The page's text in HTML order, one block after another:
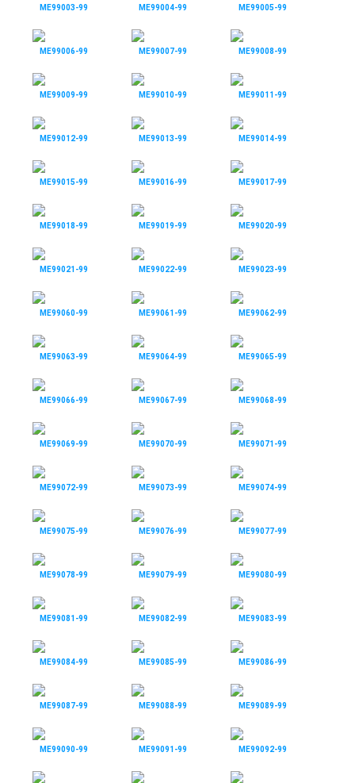
ME99003-99 ME99004-99 ME99005-99
ME99006-99 ME99007-99 ME99008-99
ME99009-99 ME99010-99 ME99011-99
ME99012-99 ME99013-99 ME99014-99
ME99015-99 ME99016-99 ME99017-99
ME99018-99 ME99019-99 ME99020-99
ME99021-99 ME99022-99 ME99023-99
ME99060-99 ME99061-99 ME99062-99
ME99063-99 ME99064-99 ME99065-99
ME99066-99 ME99067-99 ME99068-99
ME99069-99 ME99070-99 ME99071-99
ME99072-99 ME99073-99 ME99074-99
ME99075-99 ME99076-99 ME99077-99
ME99078-99 ME99079-99 ME99080-99
ME99081-99 ME99082-99 ME99083-99
ME99084-99 ME99085-99 ME99086-99
ME99087-99 ME99088-99 ME99089-99
ME99090-99 ME99091-99 ME99092-99